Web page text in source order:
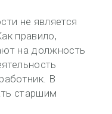
не является
правило,
на должность
В
старшим